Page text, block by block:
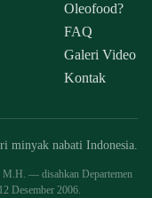
Oleofood?
FAQ
Galeri Video
Kontak
minyak nabati Indonesia.
M.H. — disahkan Departemen
Desember 2006.